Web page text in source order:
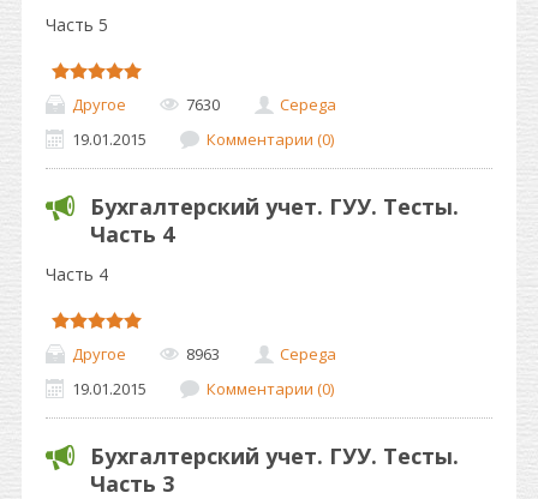
Часть 5
Другое 7630
Cepega
19.01.2015
Комментарии (0)
Бухгалтерский учет. ГУУ. Тесты.
Часть 4
Часть 4
Другое 8963
Cepega
19.01.2015
Комментарии (0)
Бухгалтерский учет. ГУУ. Тесты.
Часть 3